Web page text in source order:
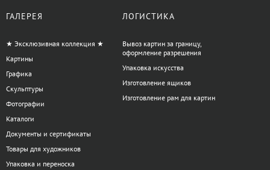
ГАЛЕРЕЯ
★ Эксклюзивная коллекция ★
Картины
Графика
Скульптуры
Фотографии
Каталоги
Документы и сертификаты
Товары для художников
Упаковка и переноска
ЛОГИСТИКА
Вывоз картин за границу,
оформление разрешения
Упаковка искусства
Изготовление ящиков
Изготовление рам для картин